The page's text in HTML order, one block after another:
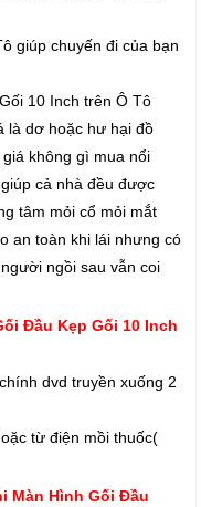
giúp chuyến đi của bạn
10 Inch trên Ô Tô
là dơ hoặc hư hại đồ
không gì mua nổi
cả nhà đều được
tâm mỏi cổ mỏi mắt
an toàn khi lái nhưng có
ngồi sau vẫn coi
Đầu Kẹp Gối 10 Inch
dvd truyền xuống 2
từ điện mồi thuốc(
Màn Hình Gối Đầu